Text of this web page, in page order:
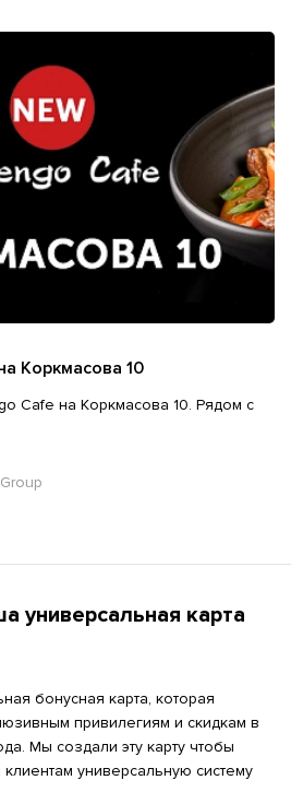
Коркмасова 10
Cafe на Коркмасова 10. Рядом с
универсальная карта
бонусная карта, которая
привилегиям и скидкам в
Мы создали эту карту чтобы
универсальную систему